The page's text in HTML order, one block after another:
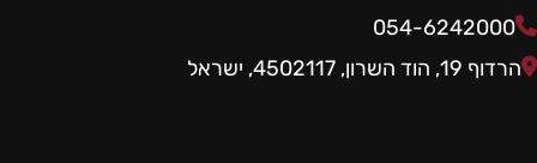
054-6242000
הרדוף 19, הוד השרון, 4502117, ישראל